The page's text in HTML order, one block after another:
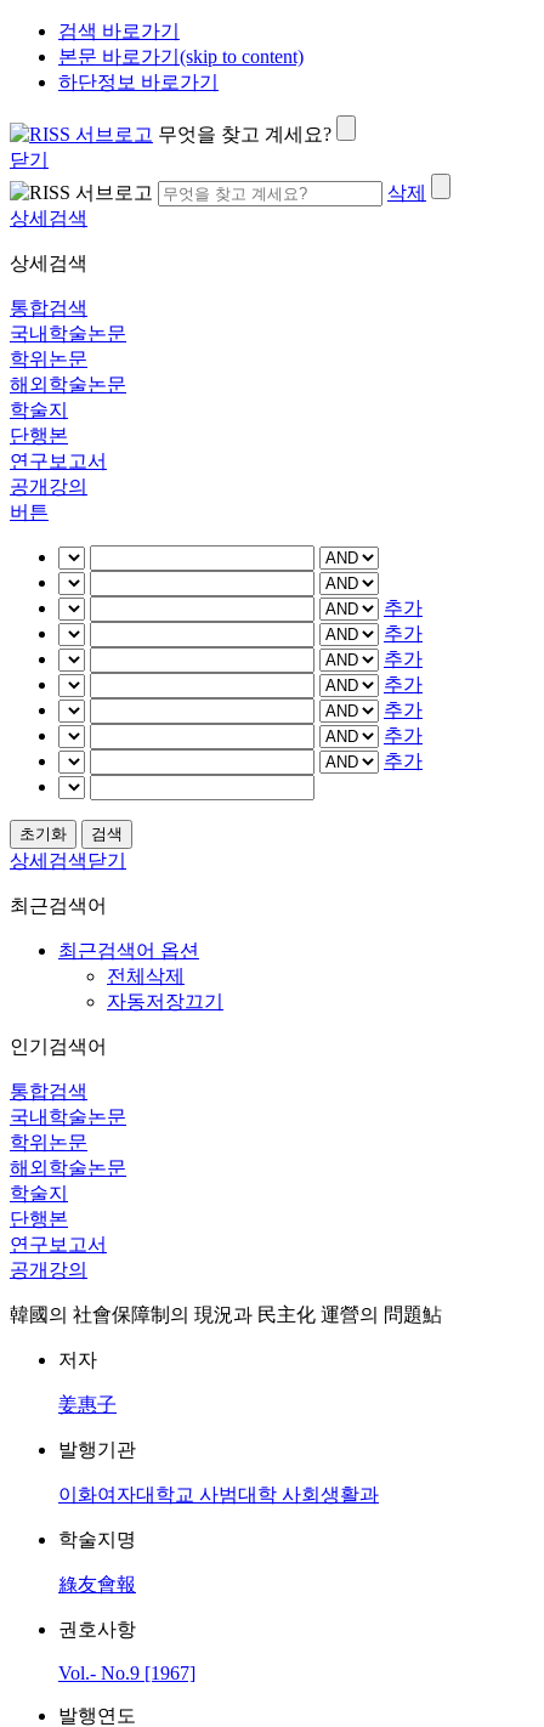
검색 바로가기
본문 바로가기(skip to content)
하단정보 바로가기
무엇을 찾고 계세요?
닫기
삭제
상세검색
상세검색
통합검색
국내학술논문
학위논문
해외학술논문
학술지
단행본
연구보고서
공개강의
버튼
추가
추가
추가
추가
추가
추가
추가
상세검색닫기
최근검색어
최근검색어 옵션
전체삭제
자동저장끄기
인기검색어
통합검색
국내학술논문
학위논문
해외학술논문
학술지
단행본
연구보고서
공개강의
韓國의 社會保障制의 現況과 民主化 運營의 問題鮎
저자
姜惠子
발행기관
이화여자대학교 사범대학 사회생활과
학술지명
綠友會報
권호사항
Vol.- No.9 [1967]
발행연도